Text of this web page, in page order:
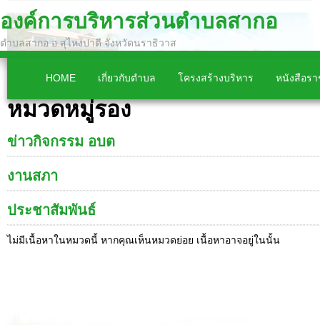
องค์การบริหารส่วนตำบลสากอ
ตำบลสากอ อ.สุไหงปาดี จังหวัดนราธิวาส
HOME เกี่ยวกับตำบล โครงสร้างบริหาร หนังสือร
หมวดหมู่รอง
ข่าวกิจกรรม อบต
งานสภา
ประชาสัมพันธ์
ไม่มีเนื้อหาในหมวดนี้ หากคุณเห็นหมวดย่อย เนื้อหาอาจอยู่ในนั้น